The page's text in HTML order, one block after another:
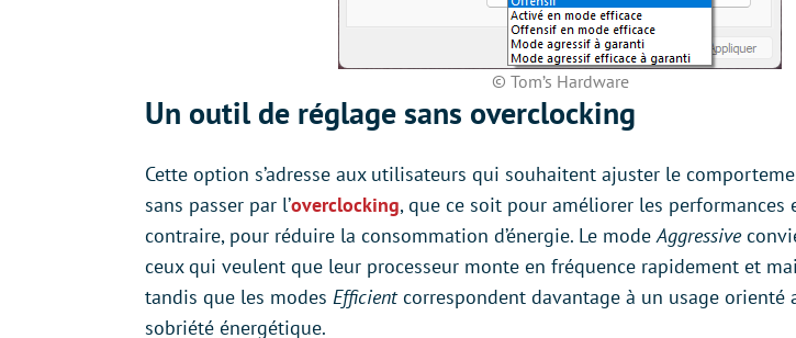
© Tom’s Hardware
Un outil de réglage sans overclocking
Cette option s’adresse aux utilisateurs qui souhaitent ajuster le
sans passer par l’overclocking, que ce soit pour améliorer les performances
contraire, pour réduire la consommation d’énergie. Le mode Aggressive
ceux qui veulent que leur processeur monte en fréquence rapidement et
tandis que les modes Efficientcorrespondent davantage à un usage orienté
sobriété énergétique.